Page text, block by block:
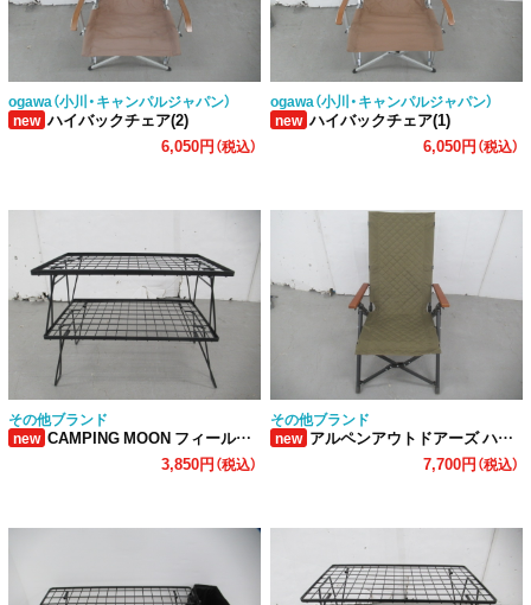
ogawa（小川・キャンパルジャパン）
new ハイバックチェア(2)
6,050円（税込）
ogawa（小川・キャンパルジャパン）
new ハイバックチェア(1)
6,050円（税込）
その他ブランド
new CAMPING MOON フィールドラック ケースセット
3,850円（税込）
その他ブランド
new アルペンアウトドアーズ ハイバックチェア カーキ
7,700円（税込）